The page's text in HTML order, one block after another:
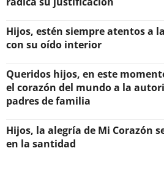
Hijos, estén siempre atentos a
con su oído interior
Queridos hijos, en este
el corazón del mundo a la
padres de familia
Hijos, la alegría de Mi Corazón
en la santidad